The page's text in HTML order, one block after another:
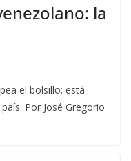
la
el bolsillo: está
Por José Gregorio